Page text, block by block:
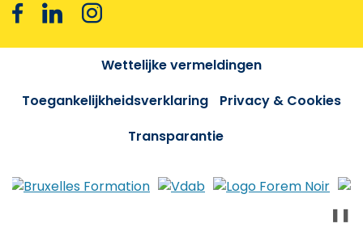
Wettelijke vermeldingen
Toegankelijkheidsverklaring
Privacy & Cookies
Transparantie
❚❚